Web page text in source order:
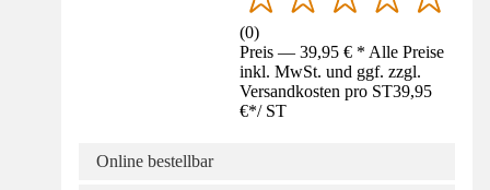
(0)
Preis — 39,95 € * Alle Preise
inkl. MwSt. und ggf. zzgl.
Versandkosten pro ST39,95
€*/ ST
Online bestellbar